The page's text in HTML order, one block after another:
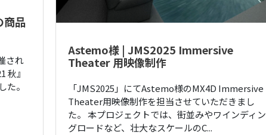
商品
され
秋』
た。
Astemo様 | JMS2025 Immersive
Theater 用映像制作
「JMS2025」にてAstemo様のMX4D Immersive
Theater用映像制作を担当させていただきまし
た。 本プロジェクトでは、街並みやワインディン
グロードなど、壮大なスケールのC...